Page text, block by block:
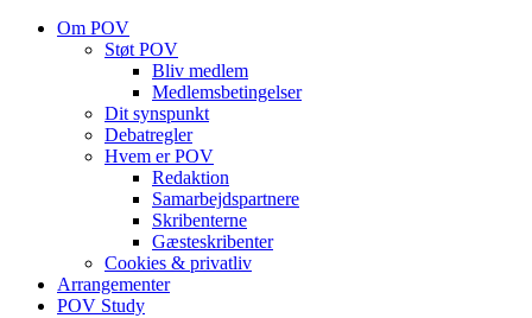
Om POV
Støt POV
Bliv medlem
Medlems­betingelser
Dit synspunkt
Debatregler
Hvem er POV
Redaktion
Samarbejdspartnere
Skribenterne
Gæsteskribenter
Cookies & privatliv
Arrangementer
POV Study